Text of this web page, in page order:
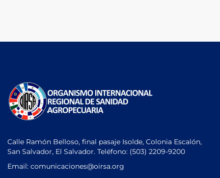
Calle Ramón Belloso, final pasaje Isolde, Colonia Escalón,
San Salvador, El Salvador. Teléfono: (503) 2209-9200
Email: comunicaciones@oirsa.org